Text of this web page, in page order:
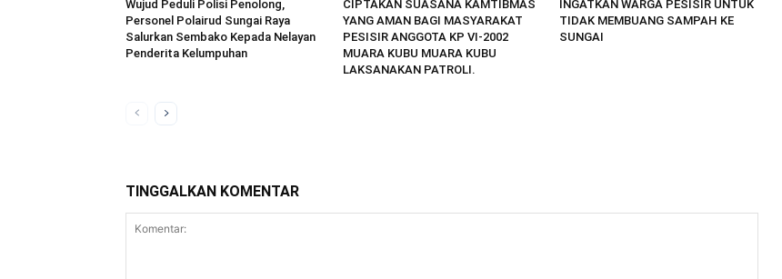
Wujud Peduli Polisi Penolong,
Personel Polairud Sungai Raya
Salurkan Sembako Kepada Nelayan
Penderita Kelumpuhan
CIPTAKAN SUASANA KAMTIBMAS
YANG AMAN BAGI MASYARAKAT
PESISIR ANGGOTA KP VI-2002
MUARA KUBU MUARA KUBU
LAKSANAKAN PATROLI.
INGATKAN WARGA PESISIR UNTUK
TIDAK MEMBUANG SAMPAH KE
SUNGAI
TINGGALKAN KOMENTAR